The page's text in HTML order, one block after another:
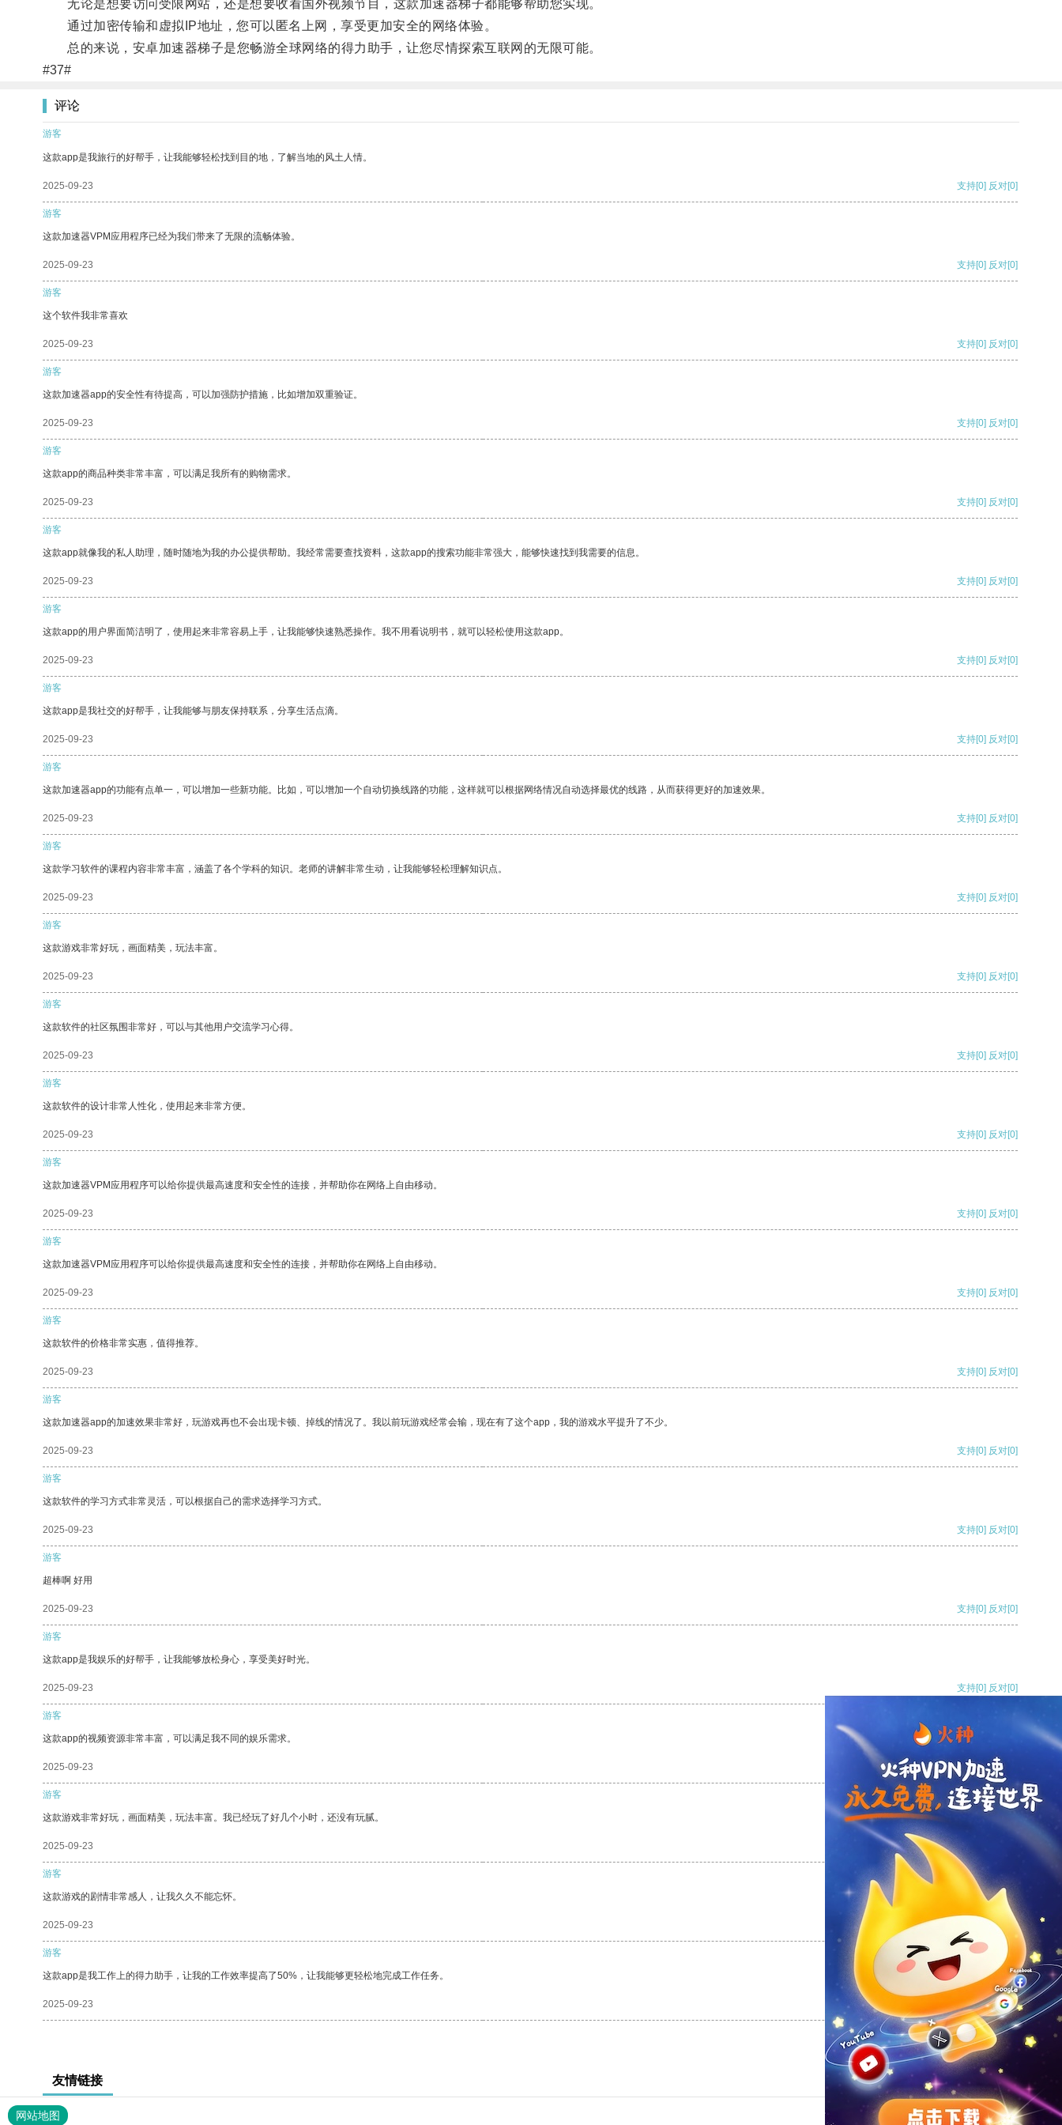
无论是想要访问受限网站，还是想要收看国外视频节目，这款加速器梯子都能够帮助您实现。
通过加密传输和虚拟IP地址，您可以匿名上网，享受更加安全的网络体验。
总的来说，安卓加速器梯子是您畅游全球网络的得力助手，让您尽情探索互联网的无限可能。
#37#
评论
游客
这款app是我旅行的好帮手，让我能够轻松找到目的地，了解当地的风土人情。
2025-09-23 支持[0] 反对[0]
游客
这款加速器VPM应用程序已经为我们带来了无限的流畅体验。
2025-09-23 支持[0] 反对[0]
游客
这个软件我非常喜欢
2025-09-23 支持[0] 反对[0]
游客
这款加速器app的安全性有待提高，可以加强防护措施，比如增加双重验证。
2025-09-23 支持[0] 反对[0]
游客
这款app的商品种类非常丰富，可以满足我所有的购物需求。
2025-09-23 支持[0] 反对[0]
游客
这款app就像我的私人助理，随时随地为我的办公提供帮助。我经常需要查找资料，这款app的搜索功能非常强大，能够快速找到我需要的信息。
2025-09-23 支持[0] 反对[0]
游客
这款app的用户界面简洁明了，使用起来非常容易上手，让我能够快速熟悉操作。我不用看说明书，就可以轻松使用这款app。
2025-09-23 支持[0] 反对[0]
游客
这款app是我社交的好帮手，让我能够与朋友保持联系，分享生活点滴。
2025-09-23 支持[0] 反对[0]
游客
这款加速器app的功能有点单一，可以增加一些新功能。比如，可以增加一个自动切换线路的功能，这样就可以根据网络情况自动选择最优的线路，从而获得更好的加速效果。
2025-09-23 支持[0] 反对[0]
游客
这款学习软件的课程内容非常丰富，涵盖了各个学科的知识。老师的讲解非常生动，让我能够轻松理解知识点。
2025-09-23 支持[0] 反对[0]
游客
这款游戏非常好玩，画面精美，玩法丰富。
2025-09-23 支持[0] 反对[0]
游客
这款软件的社区氛围非常好，可以与其他用户交流学习心得。
2025-09-23 支持[0] 反对[0]
游客
这款软件的设计非常人性化，使用起来非常方便。
2025-09-23 支持[0] 反对[0]
游客
这款加速器VPM应用程序可以给你提供最高速度和安全性的连接，并帮助你在网络上自由移动。
2025-09-23 支持[0] 反对[0]
游客
这款加速器VPM应用程序可以给你提供最高速度和安全性的连接，并帮助你在网络上自由移动。
2025-09-23 支持[0] 反对[0]
游客
这款软件的价格非常实惠，值得推荐。
2025-09-23 支持[0] 反对[0]
游客
这款加速器app的加速效果非常好，玩游戏再也不会出现卡顿、掉线的情况了。我以前玩游戏经常会输，现在有了这个app，我的游戏水平提升了不少。
2025-09-23 支持[0] 反对[0]
游客
这款软件的学习方式非常灵活，可以根据自己的需求选择学习方式。
2025-09-23 支持[0] 反对[0]
游客
超棒啊 好用
2025-09-23 支持[0] 反对[0]
游客
这款app是我娱乐的好帮手，让我能够放松身心，享受美好时光。
2025-09-23 支持[0] 反对[0]
游客
这款app的视频资源非常丰富，可以满足我不同的娱乐需求。
2025-09-23 支持[0] 反对
游客
这款游戏非常好玩，画面精美，玩法丰富。我已经玩了好几个小时，还没有玩腻。
2025-09-23 支持
游客
这款游戏的剧情非常感人，让我久久不能忘怀。
2025-09-23 反对 [0]
游客
这款app是我工作上的得力助手，让我的工作效率提高了50%，让我能够更轻松地完成工作任务。
2025-09-23 支持[0] 反对[0]
友情链接
网站地图